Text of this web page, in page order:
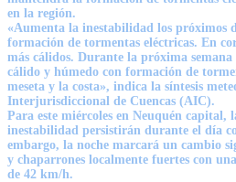
en la región.
«Aumenta la inestabilidad los próximos
formación de tormentas eléctricas. En
más cálidos. Durante la próxima semana
cálido y húmedo con formación de
meseta y la costa», indica la síntesis
Interjurisdiccional de Cuencas (AIC).
Para este miércoles en Neuquén capital,
inestabilidad persistirán durante el día
embargo, la noche marcará un cambio
y chaparrones localmente fuertes con
de 42 km/h.